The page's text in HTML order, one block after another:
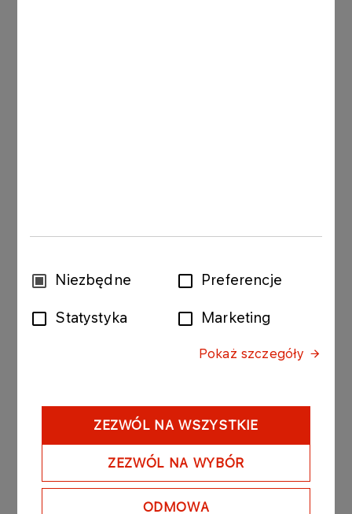
WybórNiezbędne Preferencje
Statystyka Marketing
Pokaż szczegóły
ZEZWÓL NA WSZYSTKIE
ZEZWÓL NA WYBÓR
ODMOWA
Więcej
ORLEN Paliwa